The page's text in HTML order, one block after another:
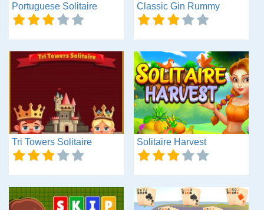
Portuguese Solitaire Classic Gin Rummy
Tri Towers Solitaire Solitaire Harvest